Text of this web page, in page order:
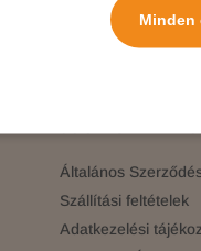
Minden
Iratkozz fel
Általános
Szállítási feltételek
Adatkezelési